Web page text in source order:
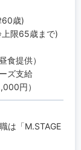
60歳)
上限65歳まで)
食提供）
ズ支給
円）
は「M.STAGE